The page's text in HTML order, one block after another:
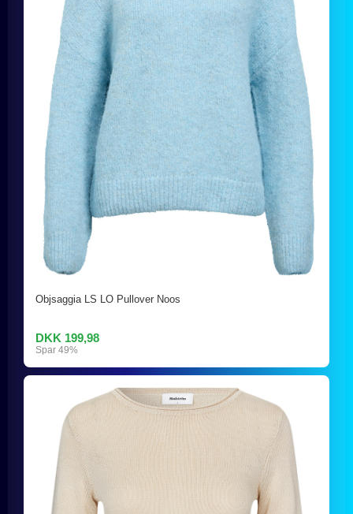
Objsaggia LS LO Pullover Noos
DKK 199,98
Spar 49%